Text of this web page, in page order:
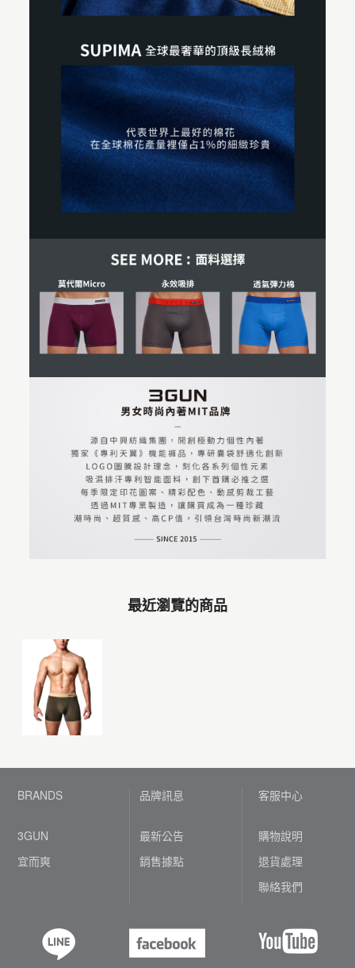
最近瀏覽的商品
BRANDS
3GUN
宜而爽
品牌訊息
最新公告
銷售據點
客服中心
購物說明
退貨處理
聯絡我們